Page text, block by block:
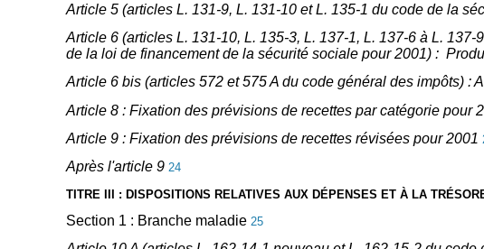
Article 5 (articles L. 131-9, L. 131-10 et L. 135-1 du code de la
Article 6 (articles L. 131-10, L. 135-3, L. 137-1, L. 137-6 à L.
de la loi de financement de la sécurité sociale pour 2001) :
Article 6 bis (articles 572 et 575 A du code général des impôts) :
Article 8 : Fixation des prévisions de recettes par catégorie pour
Article 9 : Fixation des prévisions de recettes révisées pour 2001
Après l'article 9 24
TITRE III : DISPOSITIONS RELATIVES AUX DÉPENSES ET À LA
Section 1 : Branche maladie 25